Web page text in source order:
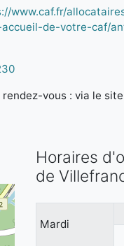
www.caf.fr/
de-votre-caf/
vous : via le
Horaires
de
Mardi